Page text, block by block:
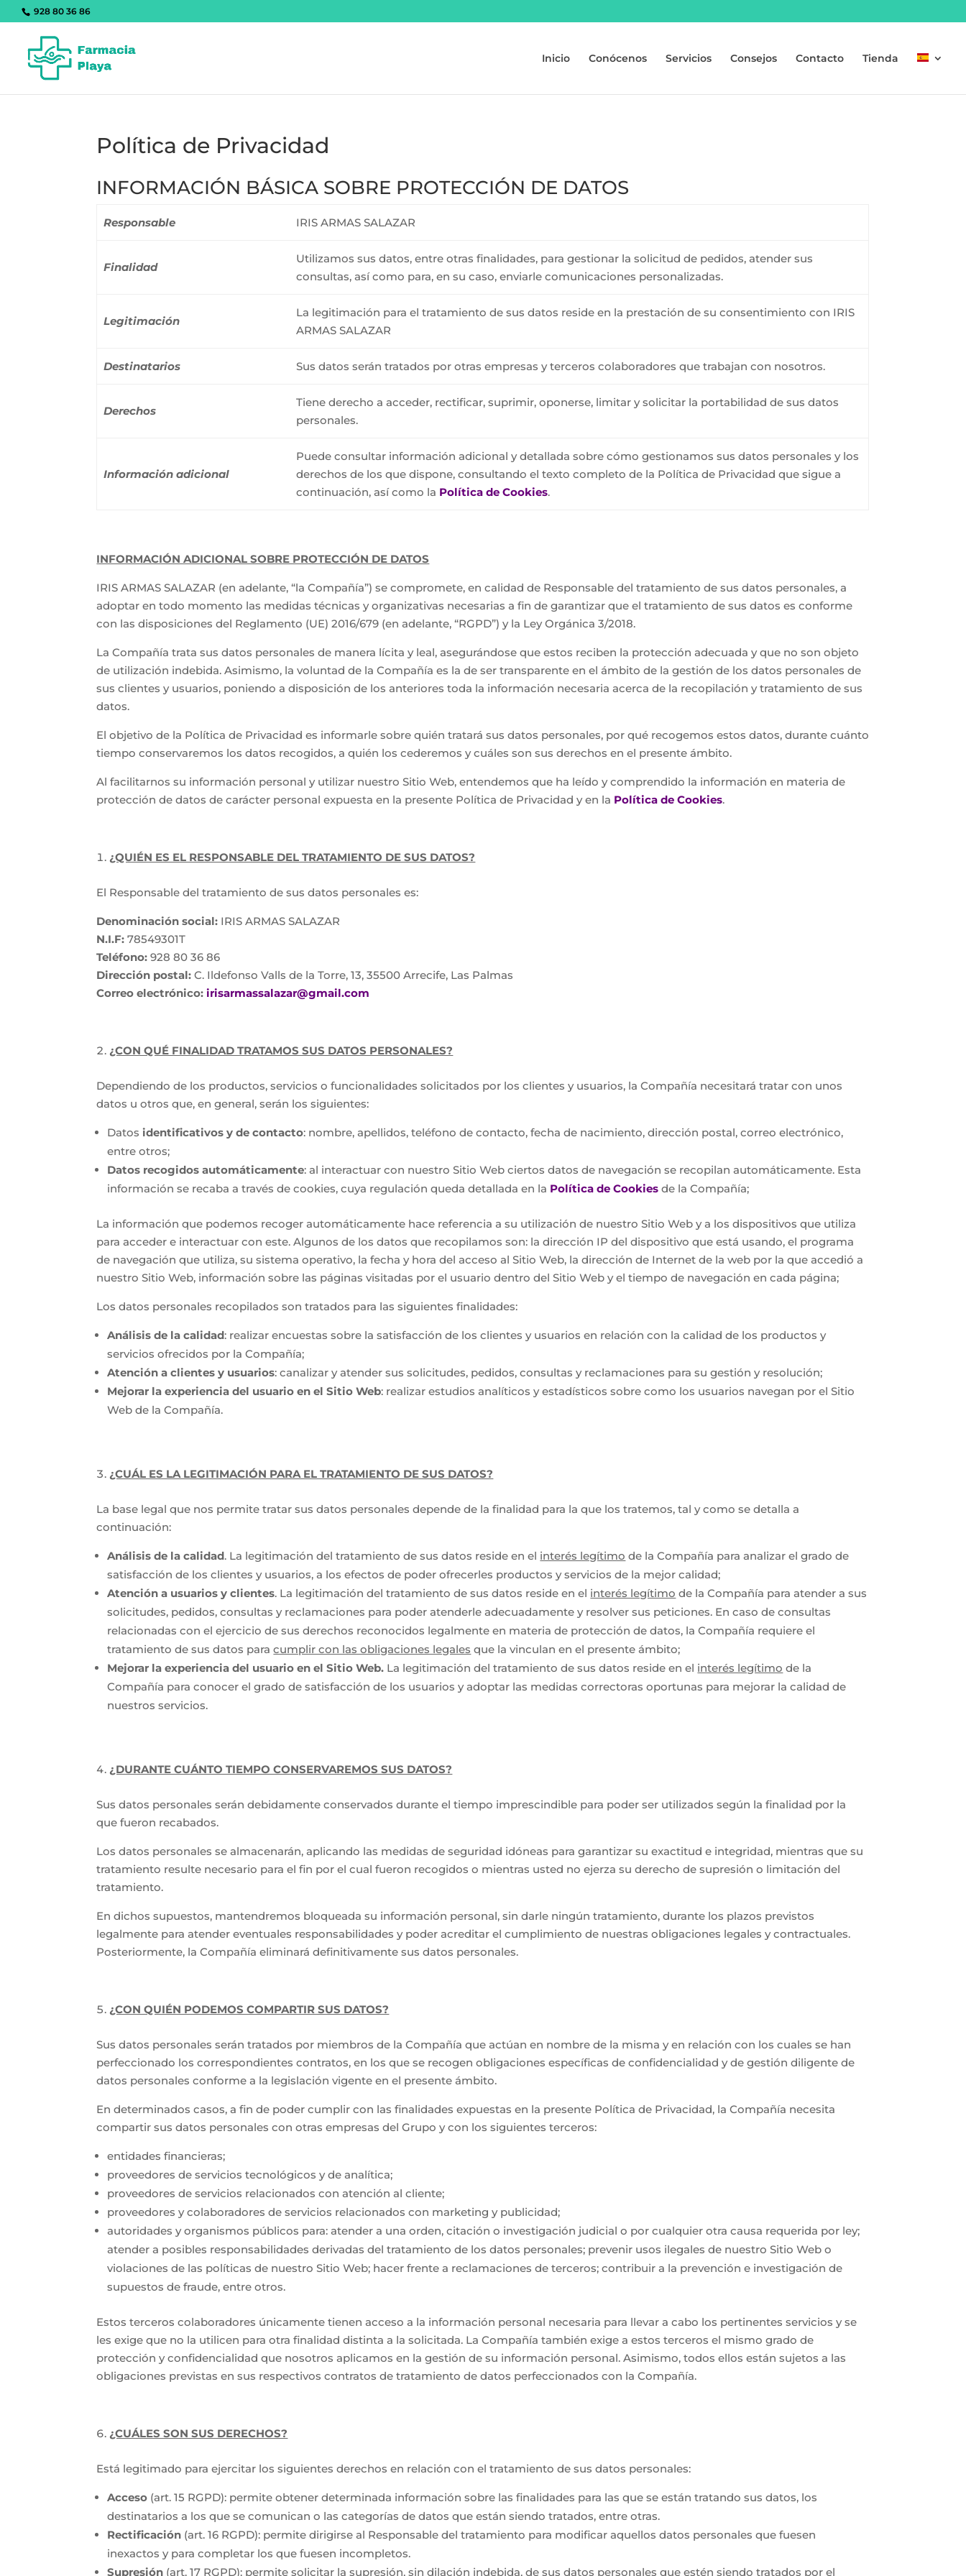
928 80 36 86
Inicio Conócenos Servicios Consejos Contacto Tienda
Política de Privacidad
INFORMACIÓN BÁSICA SOBRE PROTECCIÓN DE DATOS
Responsable IRIS ARMAS SALAZAR
Finalidad
Utilizamos sus datos, entre otras finalidades, para gestionar la solicitud de pedidos, atender sus
consultas, así como para, en su caso, enviarle comunicaciones personalizadas.
Legitimación
La legitimación para el tratamiento de sus datos reside en la prestación de su consentimiento con IRIS
ARMAS SALAZAR
Destinatarios Sus datos serán tratados por otras empresas y terceros colaboradores que trabajan con nosotros.
Derechos
Tiene derecho a acceder, rectificar, suprimir, oponerse, limitar y solicitar la portabilidad de sus datos
personales.
Información adicional
Puede consultar información adicional y detallada sobre cómo gestionamos sus datos personales y los
derechos de los que dispone, consultando el texto completo de la Política de Privacidad que sigue a
continuación, así como la Política de Cookies.
INFORMACIÓN ADICIONAL SOBRE PROTECCIÓN DE DATOS
IRIS ARMAS SALAZAR (en adelante, “la Compañía”) se compromete, en calidad de Responsable del tratamiento de sus datos personales, a
adoptar en todo momento las medidas técnicas y organizativas necesarias a fin de garantizar que el tratamiento de sus datos es conforme
con las disposiciones del Reglamento (UE) 2016/679 (en adelante, “RGPD”) y la Ley Orgánica 3/2018.
La Compañía trata sus datos personales de manera lícita y leal, asegurándose que estos reciben la protección adecuada y que no son objeto
de utilización indebida. Asimismo, la voluntad de la Compañía es la de ser transparente en el ámbito de la gestión de los datos personales de
sus clientes y usuarios, poniendo a disposición de los anteriores toda la información necesaria acerca de la recopilación y tratamiento de sus
datos.
El objetivo de la Política de Privacidad es informarle sobre quién tratará sus datos personales, por qué recogemos estos datos, durante cuánto
tiempo conservaremos los datos recogidos, a quién los cederemos y cuáles son sus derechos en el presente ámbito.
Al facilitarnos su información personal y utilizar nuestro Sitio Web, entendemos que ha leído y comprendido la información en materia de
protección de datos de carácter personal expuesta en la presente Política de Privacidad y en la Política de Cookies.
¿QUIÉN ES EL RESPONSABLE DEL TRATAMIENTO DE SUS DATOS?
El Responsable del tratamiento de sus datos personales es:
Denominación social: IRIS ARMAS SALAZAR
N.I.F:78549301T
Teléfono:928 80 36 86
Dirección postal: C. Ildefonso Valls de la Torre, 13, 35500 Arrecife, Las Palmas
Correo electrónico:irisarmassalazar@gmail.com
¿CON QUÉ FINALIDAD TRATAMOS SUS DATOS PERSONALES?
Dependiendo de los productos, servicios o funcionalidades solicitados por los clientes y usuarios, la Compañía necesitará tratar con unos
datos u otros que, en general, serán los siguientes:
Datos identificativos y de contacto: nombre, apellidos, teléfono de contacto, fecha de nacimiento, dirección postal, correo electrónico,
entre otros;
Datos recogidos automáticamente: al interactuar con nuestro Sitio Web ciertos datos de navegación se recopilan automáticamente. Esta
información se recaba a través de cookies, cuya regulación queda detallada en la Política de Cookies de la Compañía;
La información que podemos recoger automáticamente hace referencia a su utilización de nuestro Sitio Web y a los dispositivos que utiliza
para acceder e interactuar con este. Algunos de los datos que recopilamos son: la dirección IP del dispositivo que está usando, el programa
de navegación que utiliza, su sistema operativo, la fecha y hora del acceso al Sitio Web, la dirección de Internet de la web por la que accedió a
nuestro Sitio Web, información sobre las páginas visitadas por el usuario dentro del Sitio Web y el tiempo de navegación en cada página;
Los datos personales recopilados son tratados para las siguientes finalidades:
Análisis de la calidad: realizar encuestas sobre la satisfacción de los clientes y usuarios en relación con la calidad de los productos y
servicios ofrecidos por la Compañía;
Atención a clientes y usuarios: canalizar y atender sus solicitudes, pedidos, consultas y reclamaciones para su gestión y resolución;
Mejorar la experiencia del usuario en el Sitio Web: realizar estudios analíticos y estadísticos sobre como los usuarios navegan por el Sitio
Web de la Compañía.
¿CUÁL ES LA LEGITIMACIÓN PARA EL TRATAMIENTO DE SUS DATOS?
La base legal que nos permite tratar sus datos personales depende de la finalidad para la que los tratemos, tal y como se detalla a
continuación:
Análisis de la calidad. La legitimación del tratamiento de sus datos reside en el interés legítimo de la Compañía para analizar el grado de
satisfacción de los clientes y usuarios, a los efectos de poder ofrecerles productos y servicios de la mejor calidad;
Atención a usuarios y clientes. La legitimación del tratamiento de sus datos reside en el interés legítimo de la Compañía para atender a sus
solicitudes, pedidos, consultas y reclamaciones para poder atenderle adecuadamente y resolver sus peticiones. En caso de consultas
relacionadas con el ejercicio de sus derechos reconocidos legalmente en materia de protección de datos, la Compañía requiere el
tratamiento de sus datos paracumplir con las obligaciones legales que la vinculan en el presente ámbito;
Mejorar la experiencia del usuario en el Sitio Web. La legitimación del tratamiento de sus datos reside en el interés legítimo de la
Compañía para conocer el grado de satisfacción de los usuarios y adoptar las medidas correctoras oportunas para mejorar la calidad de
nuestros servicios.
¿DURANTE CUÁNTO TIEMPO CONSERVAREMOS SUS DATOS?
Sus datos personales serán debidamente conservados durante el tiempo imprescindible para poder ser utilizados según la finalidad por la
que fueron recabados.
Los datos personales se almacenarán, aplicando las medidas de seguridad idóneas para garantizar su exactitud e integridad, mientras que su
tratamiento resulte necesario para el fin por el cual fueron recogidos o mientras usted no ejerza su derecho de supresión o limitación del
tratamiento.
En dichos supuestos, mantendremos bloqueada su información personal, sin darle ningún tratamiento, durante los plazos previstos
legalmente para atender eventuales responsabilidades y poder acreditar el cumplimiento de nuestras obligaciones legales y contractuales.
Posteriormente, la Compañía eliminará definitivamente sus datos personales.
¿CON QUIÉN PODEMOS COMPARTIR SUS DATOS?
Sus datos personales serán tratados por miembros de la Compañía que actúan en nombre de la misma y en relación con los cuales se han
perfeccionado los correspondientes contratos, en los que se recogen obligaciones específicas de confidencialidad y de gestión diligente de
datos personales conforme a la legislación vigente en el presente ámbito.
En determinados casos, a fin de poder cumplir con las finalidades expuestas en la presente Política de Privacidad, la Compañía necesita
compartir sus datos personales con otras empresas del Grupo y con los siguientes terceros:
entidades financieras;
proveedores de servicios tecnológicos y de analítica;
proveedores de servicios relacionados con atención al cliente;
proveedores y colaboradores de servicios relacionados con marketing y publicidad;
autoridades y organismos públicos para: atender a una orden, citación o investigación judicial o por cualquier otra causa requerida por ley;
atender a posibles responsabilidades derivadas del tratamiento de los datos personales; prevenir usos ilegales de nuestro Sitio Web o
violaciones de las políticas de nuestro Sitio Web; hacer frente a reclamaciones de terceros; contribuir a la prevención e investigación de
supuestos de fraude, entre otros.
Estos terceros colaboradores únicamente tienen acceso a la información personal necesaria para llevar a cabo los pertinentes servicios y se
les exige que no la utilicen para otra finalidad distinta a la solicitada. La Compañía también exige a estos terceros el mismo grado de
protección y confidencialidad que nosotros aplicamos en la gestión de su información personal. Asimismo, todos ellos están sujetos a las
obligaciones previstas en sus respectivos contratos de tratamiento de datos perfeccionados con la Compañía.
¿CUÁLES SON SUS DERECHOS?
Está legitimado para ejercitar los siguientes derechos en relación con el tratamiento de sus datos personales:
Acceso (art. 15 RGPD): permite obtener determinada información sobre las finalidades para las que se están tratando sus datos, los
destinatarios a los que se comunican o las categorías de datos que están siendo tratados, entre otras.
Rectificación (art. 16 RGPD): permite dirigirse al Responsable del tratamiento para modificar aquellos datos personales que fuesen
inexactos y para completar los que fuesen incompletos.
Supresión (art. 17 RGPD): permite solicitar la supresión, sin dilación indebida, de sus datos personales que estén siendo tratados por el